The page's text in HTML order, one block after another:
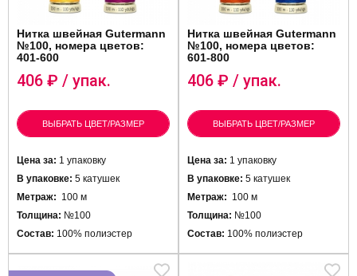
Нитка швейная Gutermann
№100, номера цветов:
401-600
406 ₽ / упак.
ВЫБРАТЬ ЦВЕТ/РАЗМЕР
Цена за: 1 упаковку
В упаковке: 5 катушек
Метраж: 100 м
Толщина: №100
Состав: 100% полиэстер
Нитка швейная Gutermann
№100, номера цветов:
601-800
406 ₽ / упак.
ВЫБРАТЬ ЦВЕТ/РАЗМЕР
Цена за: 1 упаковку
В упаковке: 5 катушек
Метраж: 100 м
Толщина: №100
Состав: 100% полиэстер